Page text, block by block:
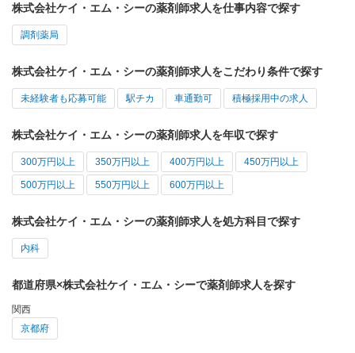
株式会社ケイ・エム・シーの薬剤師求人を仕事内容で探す
調剤薬局
株式会社ケイ・エム・シーの薬剤師求人をこだわり条件で探す
未経験者も応募可能 駅チカ 車通勤可 積極採用中の求人
株式会社ケイ・エム・シーの薬剤師求人を年収で探す
300万円以上 350万円以上 400万円以上 450万円以上
500万円以上 550万円以上 600万円以上
株式会社ケイ・エム・シーの薬剤師求人を処方科目で探す
内科
都道府県×株式会社ケイ・エム・シーで薬剤師求人を探す
関西
京都府